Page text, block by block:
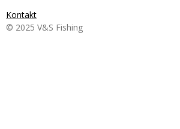
Kontakt
© 2025 V&S Fishing